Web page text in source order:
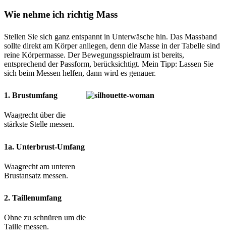
Wie nehme ich richtig Mass
Stellen Sie sich ganz entspannt in Unterwäsche hin. Das Massband
sollte direkt am Körper anliegen, denn die Masse in der Tabelle sind
reine Körpermasse. Der Bewegungsspielraum ist bereits,
entsprechend der Passform, berücksichtigt. Mein Tipp: Lassen Sie
sich beim Messen helfen, dann wird es genauer.
1. Brustumfang
Waagrecht über die
stärkste Stelle messen.
1a. Unterbrust-Umfang
Waagrecht am unteren
Brustansatz messen.
2. Taillenumfang
Ohne zu schnüren um die
Taille messen.